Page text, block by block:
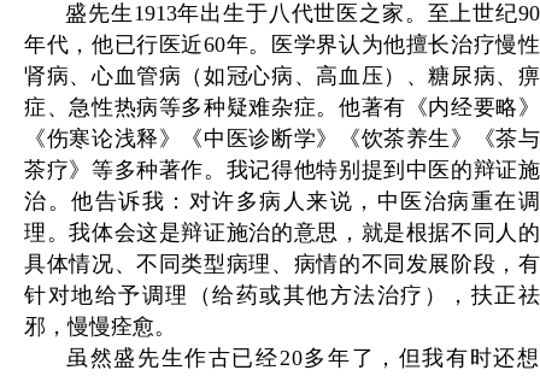
盛先生1913年出生于八代世医之家。至上世纪90
年代，他已行医近60年。医学界认为他擅长治疗慢性
肾病、心血管病（如冠心病、高血压）、糖尿病、痹
症、急性热病等多种疑难杂症。他著有《内经要略》
《伤寒论浅释》《中医诊断学》《饮茶养生》《茶与
茶疗》等多种著作。我记得他特别提到中医的辩证施
治。他告诉我：对许多病人来说，中医治病重在调
理。我体会这是辩证施治的意思，就是根据不同人的
具体情况、不同类型病理、病情的不同发展阶段，有
针对地给予调理（给药或其他方法治疗），扶正祛
邪，慢慢痊愈。
虽然盛先生作古已经20多年了，但我有时还想